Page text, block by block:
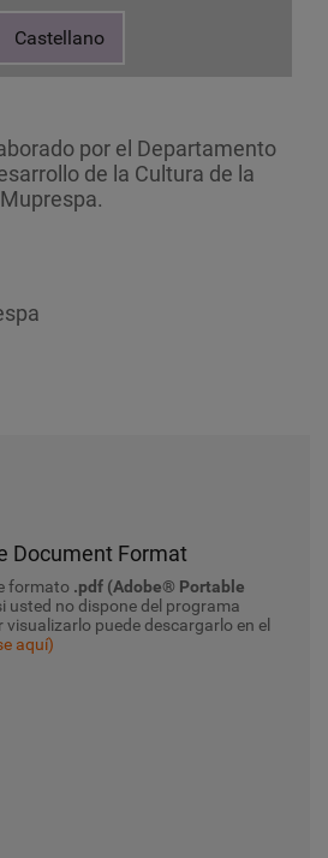
Castellano
por el Departamento
de la Cultura de la
Document Format
formato .pdf (Adobe® Portable
usted no dispone del programa
puede descargarlo en el
aquí)